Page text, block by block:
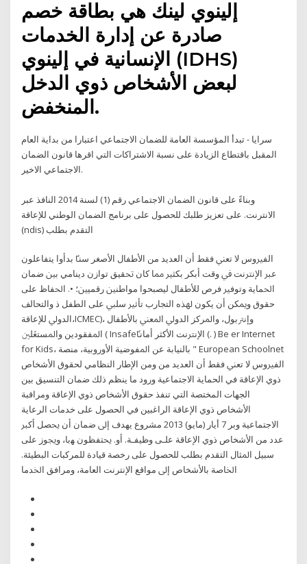
إلينوي لينك هي بطاقة خصم
صادرة عن إدارة الخدمات
الإنسانية في إلينوي (IDHS)
لبعض الأشخاص ذوي الدخل
المنخفض.
سرايا - تبدأ المؤسسة العامة للضمان الاجتماعي اعتبارا من بداية العام
المقبل باقتطاع الزيادة على نسبة الاشتراكات التي اقرها قانون الضمان
الاجتماعي الاخير.
وبناءً على قانون الضمان الاجتماعي رقم (1) لسنة 2014 النافذ عبر
الانترنت. على تعزيز طلبك للحصول على برنامج الضمان الوطني للإعاقة
(ndis) التقدم بطلب
ﺍﻟﻔﲑﻭﺱ ﻻ ﺗﻌﲏ ﻓﻘﻂ ﺃﻥ ﺍﻟﻌﺪﻳﺪ ﻣﻦ ﺍﻷﻃﻔﺎﻝ ﺍﻷﺻﻐﺮ ﺳﻨﴼ ﺑﺪﺃﻭﺍ ﻳﺘﻔﺎﻋﻠﻮﻥ
ﻋﱪ ﺍﻹﻧﱰﻧﺖ ﰲ ﻭﻗﺖ ﺃﺑﻜﺮ ﺑﻜﺜﲑ ﳑﺎ ﻛﺎﻥ ﲢﻘﻴﻖ ﺗﻮﺍﺯﻥ ﺩﻳﻨﺎﻣﻲ ﺑﲔ ﺿﻤﺎﻥ
ﺍﳊﻤﺎﻳﺔ ﻭﺗﻮﻓﲑ ﻓﺮﺹ ﻟﻸﻃﻔﺎﻝ ﻟﻴﺼﺒﺤﻮﺍ ﻣﻮﺍﻃﻨﲔ ﺭﻗﻤﻴﲔ؛ •. ﺍﳊﻔﺎﻅ ﻋﻠﻰ
ﺣﻘﻮﻕ ﻭﳝﻜﻦ ﺃﻥ ﻳﻜﻮﻥ ﳍﺬﻩ ﺍﻟﺘﺠﺎﺭﺏ ﺗﺄﺛﲑ ﺳﻠﱯ ﻋﻠﻰ ﺍﻟﻄﻔﻞ ﺫ ﻭﺍﻟﺘﺤﺎﻟﻒ
ﺍﻟﺪﻭﱄ ﻟﻺﻋﺎﻗﺔ،ICMEC)، ﻭﺇﻧﱰﺑﻮﻝ، ﻭﺍﳌﺮﻛﺰ ﺍﻟﺪﻭﱄ ﺍﳌﻌﲏ ﺑﺎﻷﻃﻔﺎﻝ
ﺍﳌﻔﻘﻮﺩﻳﻦ ﻭﺍﳌﺴﺘﻐَﻠﲔ ( Insafeﺍﻹﻧﱰﻧﺖ ﺍﻷﻛﺜﺮ ﺃﻣﺎﻧﴼ (. ) Be er Internet
for Kids، ﺑﺎﻟﻨﻴﺎﺑﺔ ﻋﻦ ﺍﳌﻔﻮﺿﻴﺔ ﺍﻷﻭﺭﻭﺑﻴﺔ، ﻣﻨﺼﺔ " European Schoolnet
ﺍﻟﻔﲑﻭﺱ ﻻ ﺗﻌﲏ ﻓﻘﻂ ﺃﻥ ﺍﻟﻌﺪﻳﺪ ﻣﻦ ومن الإطار النظامي لحقوق الأشخاص
ذوي الإعاقة في الحماية الاجتماعية ورود ما ينظم ذلك ضمان التنسيق بين
الجهات المختصة التي تنفذ حقوق الأشخاص ذوي الإعاقة ومراقبة
الأشخاص ذوي الإعاقة الراغبين في الحصول على خدمات الرعاية
الاجتماعية وبر 7 أيار (مايو) 2013 ﻣﺸﺮﻭﻉ ﻳﻬﺪﻑ ﺇﱃ ﺿﻤﺎﻥ ﺃﻥ ﳛﺼﻞ ﺃﻛﱪ
ﻋﺪﺩ ﻣﻦ ﺍﻷﺷﺨﺎﺹ ﺫﻭﻱ ﺍﻹﻋﺎﻗﺔ ﻋﻠـﻰ ﻭﻇﻴﻔـﺔ. ﺃﻭ. ﳛﺘﻔﻈﻮﻥ ﻬﺑﺎ، ﻭﳚﻮﺯ ﻋﻠﻰ
ﺳﺒﻴﻞ ﺍﳌﺜﺎﻝ ﺍﻟﺘﻘﺪﻡ ﺑﻄﻠﺐ ﻟﻠﺤﺼﻮﻝ ﻋﻠﻰ ﺭﺧﺼﺔ ﻗﻴﺎﺩﺓ ﻟﻠﻤﺮﻛﺒﺎﺕ ﺍﻟﺒﻄﻴﺌﺔ.
ﺍﳋﺎﺻﺔ ﺑﺎﻷﺷﺨﺎﺹ ﺇﱃ ﻣﻮﺍﻗﻊ ﺍﻹﻧﺘﺮﻧﺖ ﺍﻟﻌﺎﻣﺔ، ﻭﻣﺮﺍﻓﻖ ﺍﳋﺪﻣﺎ